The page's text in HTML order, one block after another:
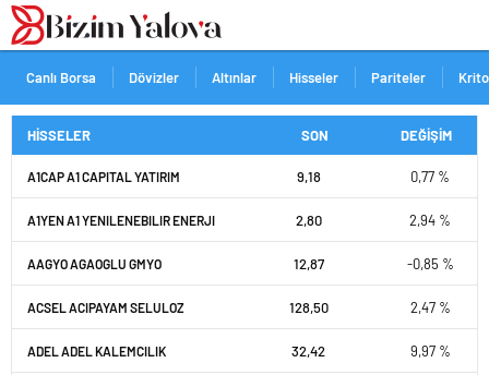
romabet
romabet
romabet
deneme
bonusu
veren
siteler
Canlı Borsa Dövizler Altınlar Hisseler Pariteler
HİSSELER SON DEĞİŞİM
A1CAP A1 CAPITAL YATIRIM 9,18 0,77 %
A1YEN A1 YENILENEBILIR ENERJI 2,80 2,94 %
AAGYO AGAOGLU GMYO 12,87 -0,85 %
ACSEL ACIPAYAM SELULOZ 128,50 2,47 %
ADEL ADEL KALEMCILIK 32,42 9,97 %